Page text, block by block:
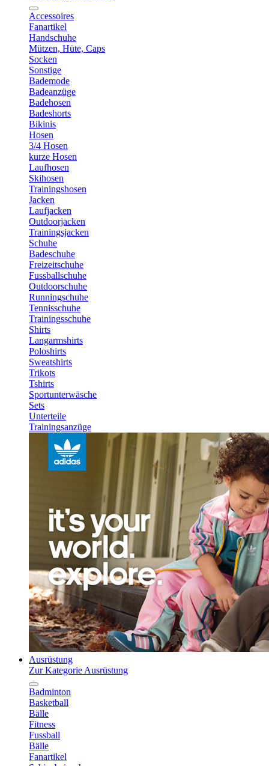
Accessoires
Fanartikel
Handschuhe
Mützen, Hüte, Caps
Socken
Sonstige
Bademode
Badeanzüge
Badehosen
Badeshorts
Bikinis
Hosen
3/4 Hosen
kurze Hosen
Laufhosen
Skihosen
Trainingshosen
Jacken
Laufjacken
Outdoorjacken
Trainingsjacken
Schuhe
Badeschuhe
Freizeitschuhe
Fussballschuhe
Outdoorschuhe
Runningschuhe
Tennisschuhe
Trainingsschuhe
Shirts
Langarmshirts
Poloshirts
Sweatshirts
Trikots
Tshirts
Sportunterwäsche
Sets
Unterteile
Trainingsanzüge
Ausrüstung
Zur Kategorie Ausrüstung
Badminton
Basketball
Bälle
Fitness
Fussball
Bälle
Fanartikel